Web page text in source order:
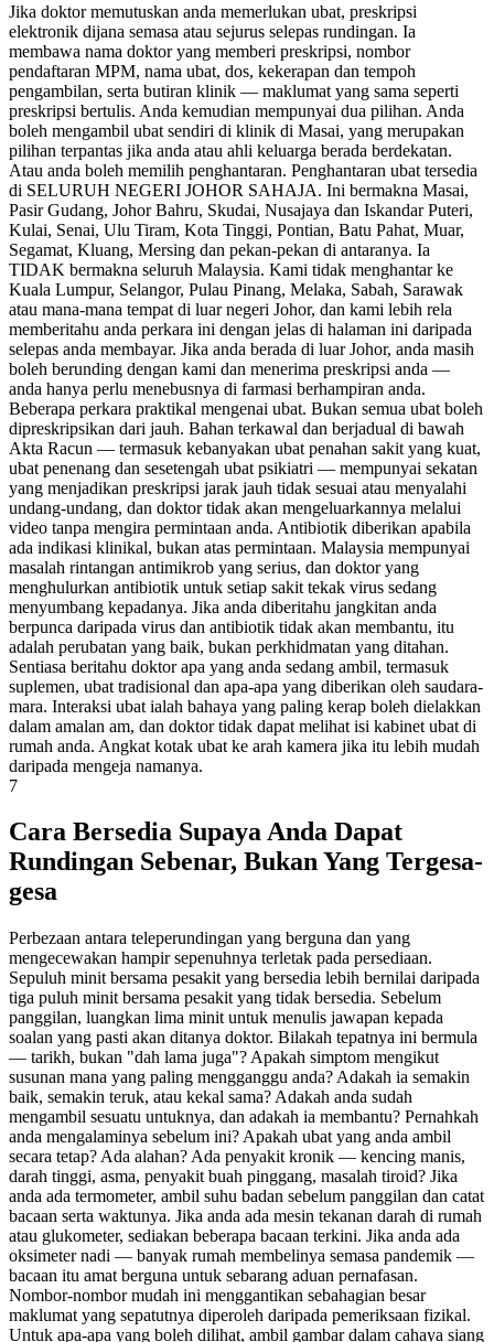
Jika doktor memutuskan anda memerlukan ubat, preskripsi
elektronik dijana semasa atau sejurus selepas rundingan. Ia
membawa nama doktor yang memberi preskripsi, nombor
pendaftaran MPM, nama ubat, dos, kekerapan dan tempoh
pengambilan, serta butiran klinik — maklumat yang sama seperti
preskripsi bertulis. Anda kemudian mempunyai dua pilihan. Anda
boleh mengambil ubat sendiri di klinik di Masai, yang merupakan
pilihan terpantas jika anda atau ahli keluarga berada berdekatan.
Atau anda boleh memilih penghantaran. Penghantaran ubat tersedia
di SELURUH NEGERI JOHOR SAHAJA. Ini bermakna Masai,
Pasir Gudang, Johor Bahru, Skudai, Nusajaya dan Iskandar Puteri,
Kulai, Senai, Ulu Tiram, Kota Tinggi, Pontian, Batu Pahat, Muar,
Segamat, Kluang, Mersing dan pekan-pekan di antaranya. Ia
TIDAK bermakna seluruh Malaysia. Kami tidak menghantar ke
Kuala Lumpur, Selangor, Pulau Pinang, Melaka, Sabah, Sarawak
atau mana-mana tempat di luar negeri Johor, dan kami lebih rela
memberitahu anda perkara ini dengan jelas di halaman ini daripada
selepas anda membayar. Jika anda berada di luar Johor, anda masih
boleh berunding dengan kami dan menerima preskripsi anda —
anda hanya perlu menebusnya di farmasi berhampiran anda.
Beberapa perkara praktikal mengenai ubat. Bukan semua ubat boleh
dipreskripsikan dari jauh. Bahan terkawal dan berjadual di bawah
Akta Racun — termasuk kebanyakan ubat penahan sakit yang kuat,
ubat penenang dan sesetengah ubat psikiatri — mempunyai sekatan
yang menjadikan preskripsi jarak jauh tidak sesuai atau menyalahi
undang-undang, dan doktor tidak akan mengeluarkannya melalui
video tanpa mengira permintaan anda. Antibiotik diberikan apabila
ada indikasi klinikal, bukan atas permintaan. Malaysia mempunyai
masalah rintangan antimikrob yang serius, dan doktor yang
menghulurkan antibiotik untuk setiap sakit tekak virus sedang
menyumbang kepadanya. Jika anda diberitahu jangkitan anda
berpunca daripada virus dan antibiotik tidak akan membantu, itu
adalah perubatan yang baik, bukan perkhidmatan yang ditahan.
Sentiasa beritahu doktor apa yang anda sedang ambil, termasuk
suplemen, ubat tradisional dan apa-apa yang diberikan oleh saudara-
mara. Interaksi ubat ialah bahaya yang paling kerap boleh dielakkan
dalam amalan am, dan doktor tidak dapat melihat isi kabinet ubat di
rumah anda. Angkat kotak ubat ke arah kamera jika itu lebih mudah
daripada mengeja namanya.
7
Cara Bersedia Supaya Anda Dapat
Rundingan Sebenar, Bukan Yang Tergesa-
gesa
Perbezaan antara teleperundingan yang berguna dan yang
mengecewakan hampir sepenuhnya terletak pada persediaan.
Sepuluh minit bersama pesakit yang bersedia lebih bernilai daripada
tiga puluh minit bersama pesakit yang tidak bersedia. Sebelum
panggilan, luangkan lima minit untuk menulis jawapan kepada
soalan yang pasti akan ditanya doktor. Bilakah tepatnya ini bermula
— tarikh, bukan "dah lama juga"? Apakah simptom mengikut
susunan mana yang paling mengganggu anda? Adakah ia semakin
baik, semakin teruk, atau kekal sama? Adakah anda sudah
mengambil sesuatu untuknya, dan adakah ia membantu? Pernahkah
anda mengalaminya sebelum ini? Apakah ubat yang anda ambil
secara tetap? Ada alahan? Ada penyakit kronik — kencing manis,
darah tinggi, asma, penyakit buah pinggang, masalah tiroid? Jika
anda ada termometer, ambil suhu badan sebelum panggilan dan catat
bacaan serta waktunya. Jika anda ada mesin tekanan darah di rumah
atau glukometer, sediakan beberapa bacaan terkini. Jika anda ada
oksimeter nadi — banyak rumah membelinya semasa pandemik —
bacaan itu amat berguna untuk sebarang aduan pernafasan.
Nombor-nombor mudah ini menggantikan sebahagian besar
maklumat yang sepatutnya diperoleh daripada pemeriksaan fizikal.
Untuk apa-apa yang boleh dilihat, ambil gambar dalam cahaya siang